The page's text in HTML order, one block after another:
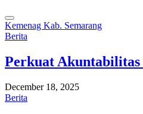
Kemenag Kab. Semarang
Berita
Perkuat Akuntabilitas
December 18, 2025
Berita